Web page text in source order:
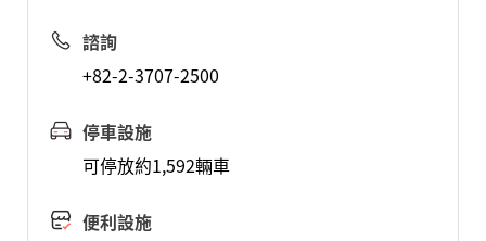
諮詢
+82-2-3707-2500
停車設施
可停放約1,592輛車
便利設施